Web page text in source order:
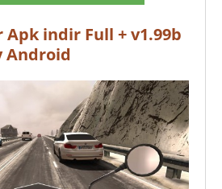
indir Full + v1.99b
Android